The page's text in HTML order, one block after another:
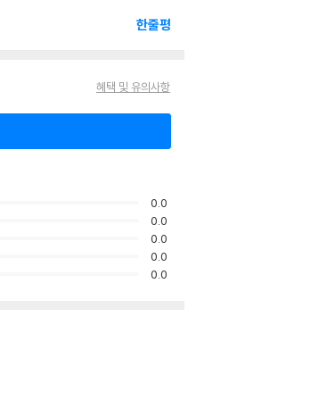
한줄평
혜택 및 유의사항
0.0
0.0
0.0
0.0
0.0